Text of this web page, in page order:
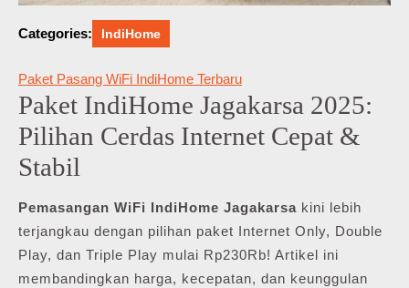
Categories: IndiHome
Paket Pasang WiFi IndiHome Terbaru
Paket IndiHome Jagakarsa 2025:
Pilihan Cerdas Internet Cepat &
Stabil
Pemasangan WiFi IndiHome Jagakarsa kini lebih
terjangkau dengan pilihan paket Internet Only, Double
Play, dan Triple Play mulai Rp230Rb! Artikel ini
membandingkan harga, kecepatan, dan keunggulan